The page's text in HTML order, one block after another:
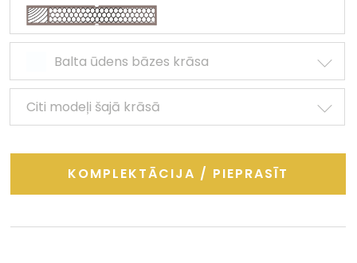
Balta ūdens bāzes krāsa
Citi modeļi šajā krāsā
KOMPLEKTĀCIJA / PIEPRASĪT